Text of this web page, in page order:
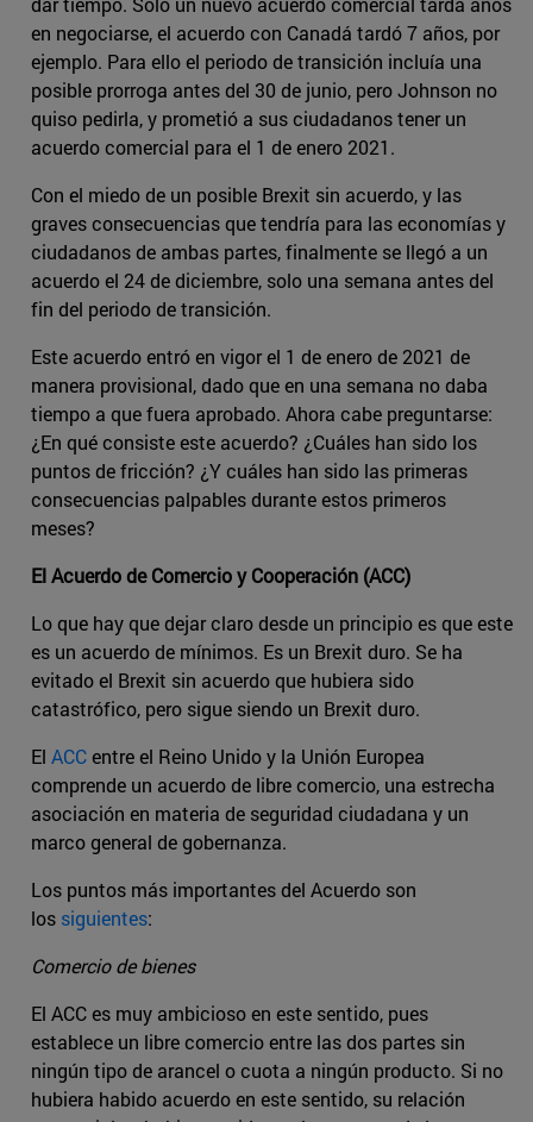
en negociarse, el acuerdo con Canadá tardó 7 años, por
ejemplo. Para ello el periodo de transición incluía una
posible prorroga antes del 30 de junio, pero Johnson no
quiso pedirla, y prometió a sus ciudadanos tener un
acuerdo comercial para el 1 de enero 2021.
Con el miedo de un posible Brexit sin acuerdo, y las
graves consecuencias que tendría para las economías y
ciudadanos de ambas partes, finalmente se llegó a un
acuerdo el 24 de diciembre, solo una semana antes del
fin del periodo de transición.
Este acuerdo entró en vigor el 1 de enero de 2021 de
manera provisional, dado que en una semana no daba
tiempo a que fuera aprobado. Ahora cabe preguntarse:
¿En qué consiste este acuerdo? ¿Cuáles han sido los
puntos de fricción? ¿Y cuáles han sido las primeras
consecuencias palpables durante estos primeros
meses?
El Acuerdo de Comercio y Cooperación (ACC)
Lo que hay que dejar claro desde un principio es que este
es un acuerdo de mínimos. Es un Brexit duro. Se ha
evitado el Brexit sin acuerdo que hubiera sido
catastrófico, pero sigue siendo un Brexit duro.
El ACCentre el Reino Unido y la Unión Europea
comprende un acuerdo de libre comercio, una estrecha
asociación en materia de seguridad ciudadana y un
marco general de gobernanza.
Los puntos más importantes del Acuerdo son
los siguientes:
Comercio de bienes
El ACC es muy ambicioso en este sentido, pues
establece un libre comercio entre las dos partes sin
ningún tipo de arancel o cuota a ningún producto. Si no
hubiera habido acuerdo en este sentido, su relación